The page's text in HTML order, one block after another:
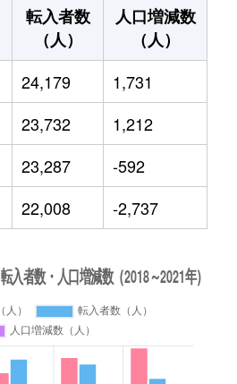
転入者数
（人）
人口増減数
（人）
24,179
1,731
23,732
1,212
23,287
-592
22,008 -2,737